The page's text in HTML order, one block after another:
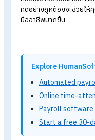
โอที2แรง คืออะไ
วิธีคิดเงินสมทบก
HRมือให
เปอร์เซ็น
การคำนวณเปอร์เซ็น
ทุกคนเข้าใจ ไม่ว่าจ
หรือใช้อ้างอิงประกอบ